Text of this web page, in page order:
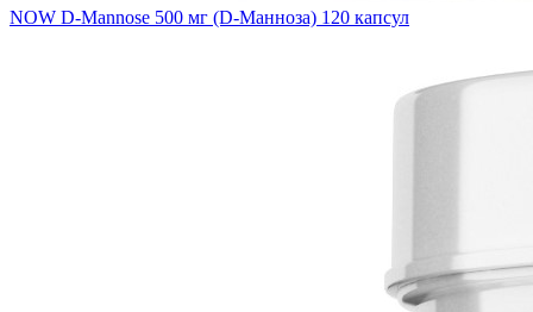
NOW D-Mannose 500 мг (D-Манноза) 120 капсул